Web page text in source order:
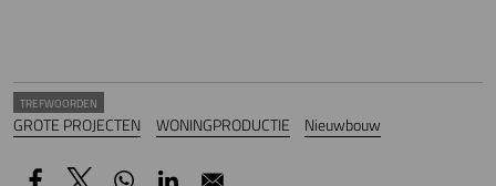
TREFWOORDEN
GROTE PROJECTEN WONINGPRODUCTIE Nieuwbouw